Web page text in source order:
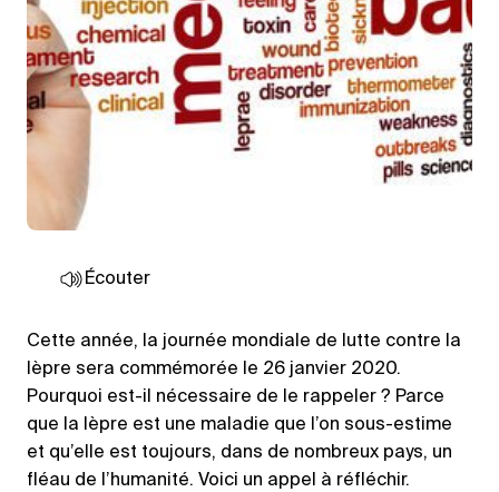
Écouter
Cette année, la journée mondiale de lutte contre la
lèpre sera commémorée le 26 janvier 2020.
Pourquoi est-il nécessaire de le rappeler ? Parce
que la lèpre est une maladie que l’on sous-estime
et qu’elle est toujours, dans de nombreux pays, un
fléau de l’humanité. Voici un appel à réfléchir.